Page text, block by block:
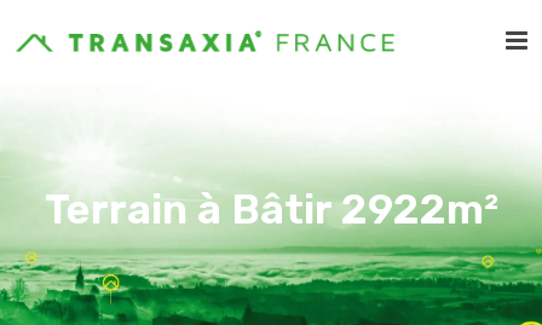
Terrain à Bâtir 2922m²